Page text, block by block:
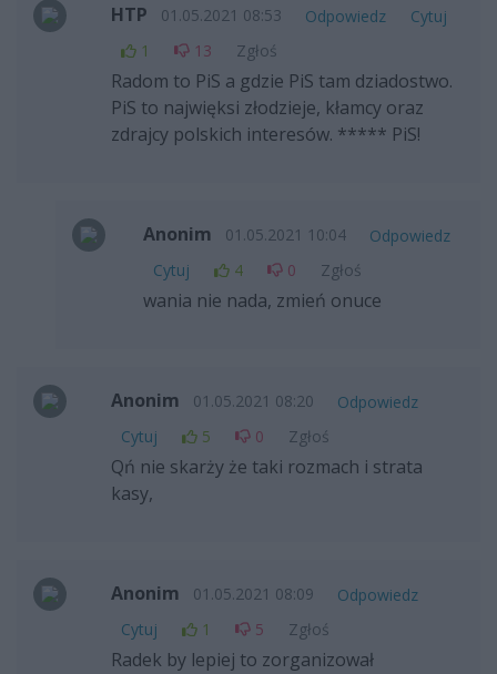
HTP 01.05.2021 08:53 Odpowiedz
Cytuj
1
13 Zgłoś
Radom to PiS a gdzie PiS tam dziadostwo.
PiS to najwięksi złodzieje, kłamcy oraz
zdrajcy polskich interesów. ***** PiS!
Anonim 01.05.2021 10:04
Odpowiedz
Cytuj
4 0 Zgłoś
wania nie nada, zmień onuce
Anonim 01.05.2021 08:20
Odpowiedz
Cytuj
5 0 Zgłoś
Qń nie skarży że taki rozmach i strata
kasy,
Anonim 01.05.2021 08:09
Odpowiedz
Cytuj
1 5 Zgłoś
Radek by lepiej to zorganizował